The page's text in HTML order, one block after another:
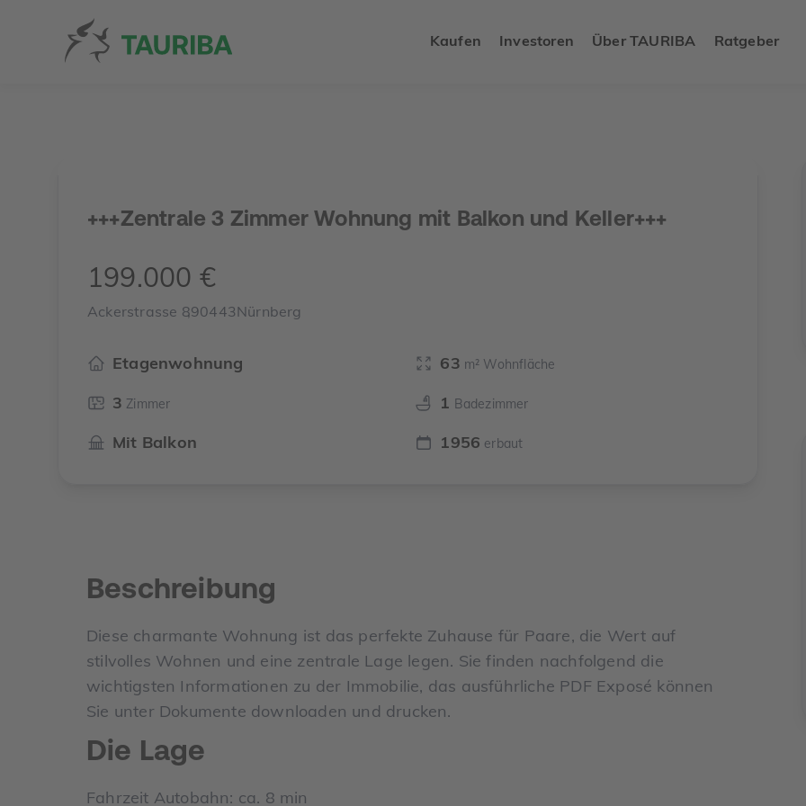
Kaufen Investoren Über TAURIBA Ratgeber
+++Zentrale 3 Zimmer Wohnung mit Balkon und Keller+++
199.000 €
Ackerstrasse 8,90443Nürnberg
Etagenwohnung 63 m² Wohnfläche
3 Zimmer 1 Badezimmer
Mit Balkon 1956 erbaut
Beschreibung
Diese charmante Wohnung ist das perfekte Zuhause für Paare, die Wert auf
stilvolles Wohnen und eine zentrale Lage legen. Sie finden nachfolgend die
wichtigsten Informationen zu der Immobilie, das ausführliche PDF Exposé können
Sie unter Dokumente downloaden und drucken.
Die Lage
Fahrzeit Autobahn: ca. 8 min